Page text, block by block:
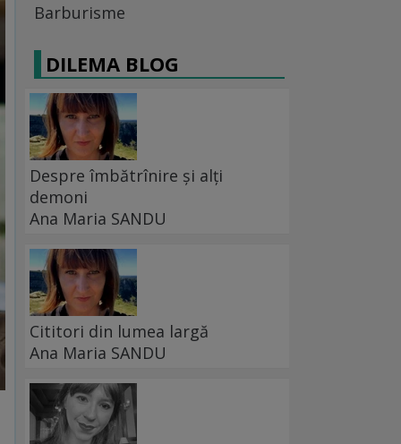
Barburisme
DILEMA BLOG
Despre îmbătrînire și alți
demoni
Ana Maria SANDU
Cititori din lumea largă
Ana Maria SANDU